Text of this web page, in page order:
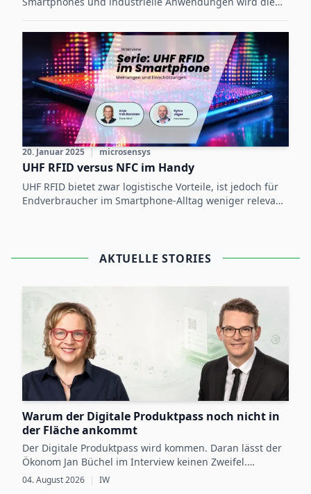
Logistik- und Konsumprozesse etablieren.
20. Januar 2025 | microsensys
UHF RFID versus NFC im Handy
UHF RFID bietet zwar logistische Vorteile, ist jedoch für
Endverbraucher im Smartphone-Alltag weniger relevant
AKTUELLE STORIES
Warum der Digitale Produktpass noch nicht in
der Fläche ankommt
Der Digitale Produktpass wird kommen. Daran lässt der
Ökonom Jan Büchel im Interview keinen Zweifel.
Dennoch besteht zwischen den regulatorischen
Vorgaben, die ab 2027 schrittweise für einzelne
04. August 2026 | IW